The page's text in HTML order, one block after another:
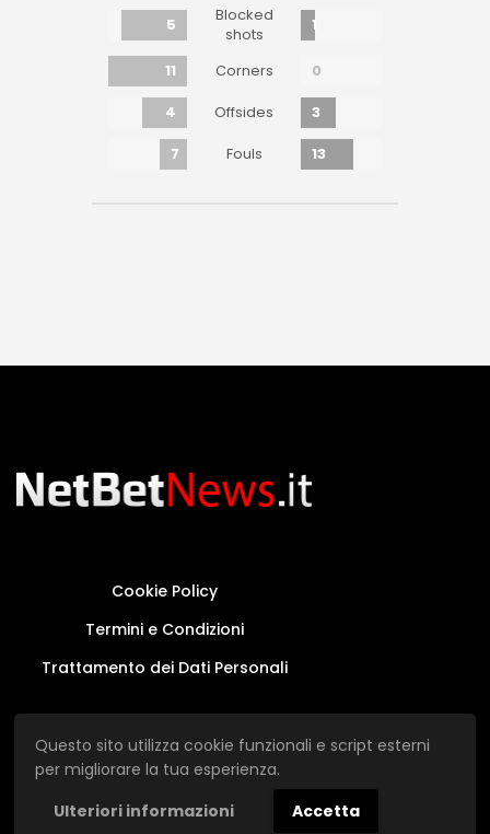
Questo sito utilizza cookie funzionali e script esterni
per migliorare la tua esperienza.
Ulteriori informazioni
Accetta
5
Blocked
shots
1
11 Corners
0
4
Offsides
3
7
Fouls 13
Cookie Policy
Termini e Condizioni
Trattamento dei Dati Personali
Questo sito non rappresenta una testata
giornalistica in quanto viene aggiornato senza
alcuna periodicità.